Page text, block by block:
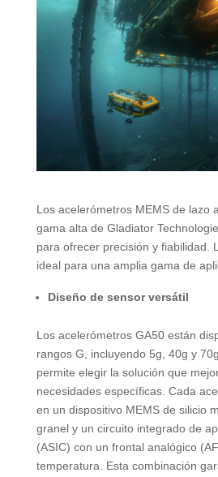
Los acelerómetros MEMS de lazo
gama alta de Gladiator
para ofrecer precisión y fiabilidad.
ideal para una amplia gama de
Diseño de sensor versátil
Los acelerómetros GA50 están
rangos G, incluyendo 5g, 40g y
permite elegir la solución que
necesidades específicas. Cada
en un dispositivo MEMS de silicio
granel y un circuito integrado de
(ASIC) con un frontal analógico
temperatura. Esta combinación